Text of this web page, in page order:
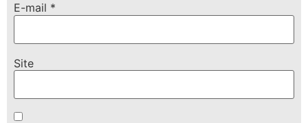
E-mail *
Site